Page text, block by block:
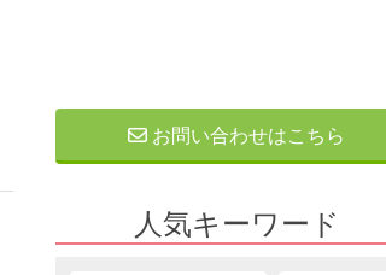
お問い合わせはこちら
人気キーワード